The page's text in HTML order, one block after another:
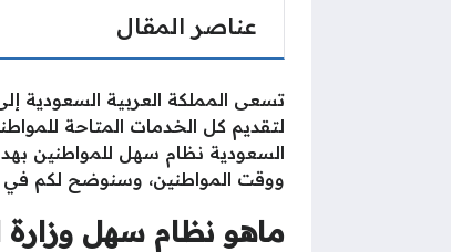
عناصر المقال
تسعى المملكة العربية السعودية
لتقديم كل الخدمات المتاحة
السعودية نظام سهل للمواطنين
ووقت المواطنين، وسنوضح لكم في
ماهو نظام سهل